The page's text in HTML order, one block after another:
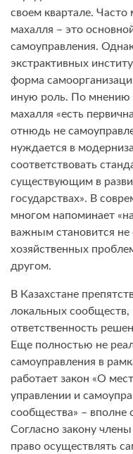
своем квартале.
махалля – это
самоуправления.
экстрактивных
форма
иную роль. По мнению
махалля «есть
отнюдь не
нуждается в
соответствовать
существующим в
государствах». В
многом напоминает
важным становится
хозяйственных
другом.
В Казахстане
локальных
ответственность
Еще полностью не
самоуправления в
работает закон «О
управлении и
сообщества» – вполне
Согласно закону
право осуществлять